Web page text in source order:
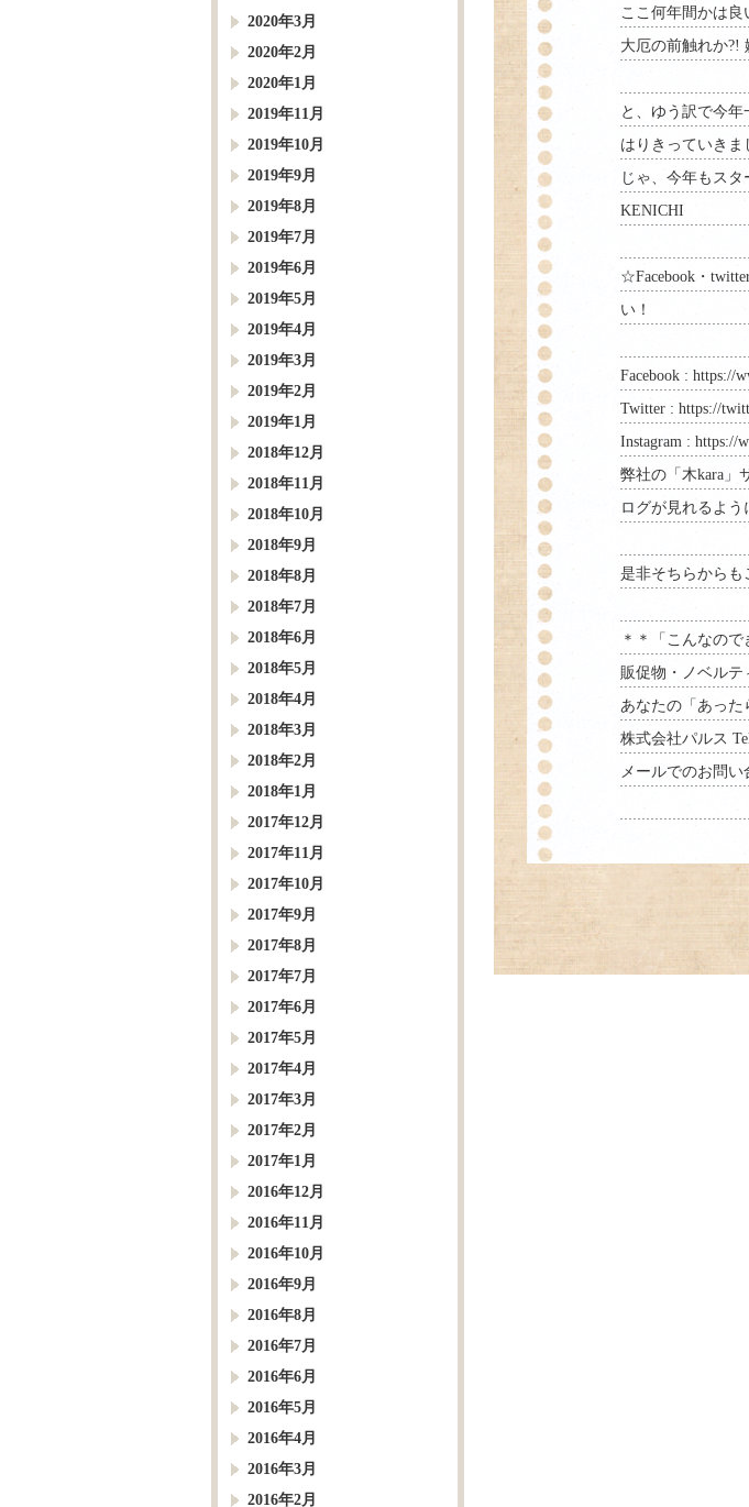
2020年3月
2020年2月
2020年1月
2019年11月
2019年10月
2019年9月
2019年8月
2019年7月
2019年6月
2019年5月
2019年4月
2019年3月
2019年2月
2019年1月
2018年12月
2018年11月
2018年10月
2018年9月
2018年8月
2018年7月
2018年6月
2018年5月
2018年4月
2018年3月
2018年2月
2018年1月
2017年12月
2017年11月
2017年10月
2017年9月
2017年8月
2017年7月
2017年6月
2017年5月
2017年4月
2017年3月
2017年2月
2017年1月
2016年12月
2016年11月
2016年10月
2016年9月
2016年8月
2016年7月
2016年6月
2016年5月
2016年4月
2016年3月
2016年2月
ここ何年間かは良
大厄の前触れか?!
と、ゆう訳で今
はりきっていきま
じゃ、今年もスタ
KENICHI
☆Facebook・
い！
Facebook : https://
Twitter : https://
Instagram : https://
弊社の「木kara」
ログが見れるよ
是非そちらからも
＊＊「こんなの
販促物・ノベルテ
あなたの「あっ
株式会社パルス
メールでのお問